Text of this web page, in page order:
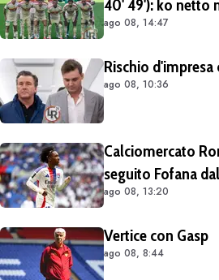
40' 49'): ko netto
tour britannico
ago 08, 14:47
Rischio
ago 08, 10:36
Calciomercato
seguito Fofana
occasioni. Costa
ago 08, 13:20
Vertice con Gasp
ago 08, 8:44